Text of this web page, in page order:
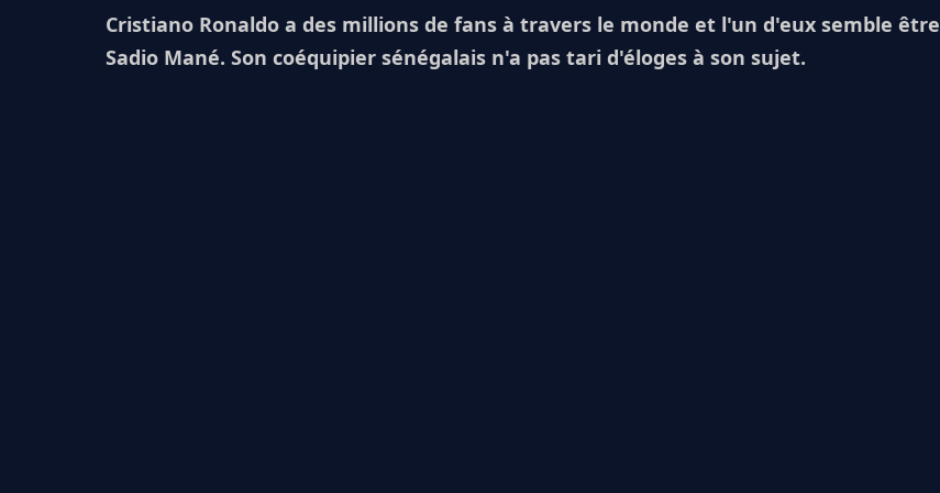
Cristiano Ronaldo a des millions de fans à travers le monde et l'un d'eux semble être
Sadio Mané. Son coéquipier sénégalais n'a pas tari d'éloges à son sujet.